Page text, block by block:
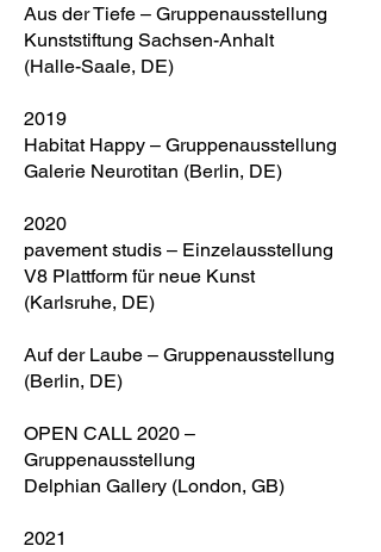
Aus der Tiefe – Gruppenausstellung
Kunststiftung Sachsen-Anhalt
(Halle-Saale, DE)
2019
Habitat Happy – Gruppenausstellung
Galerie Neurotitan (Berlin, DE)
2020
pavement studis – Einzelausstellung
V8 Plattform für neue Kunst
(Karlsruhe, DE)
Auf der Laube – Gruppenausstellung
(Berlin, DE)
OPEN CALL 2020 –
Gruppenausstellung
Delphian Gallery (London, GB)
2021